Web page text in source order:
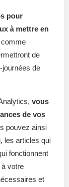
pour
à mettre en
de
journées de
vous
de vos
pouvez ainsi
les articles qui
fonctionnent
votre
et